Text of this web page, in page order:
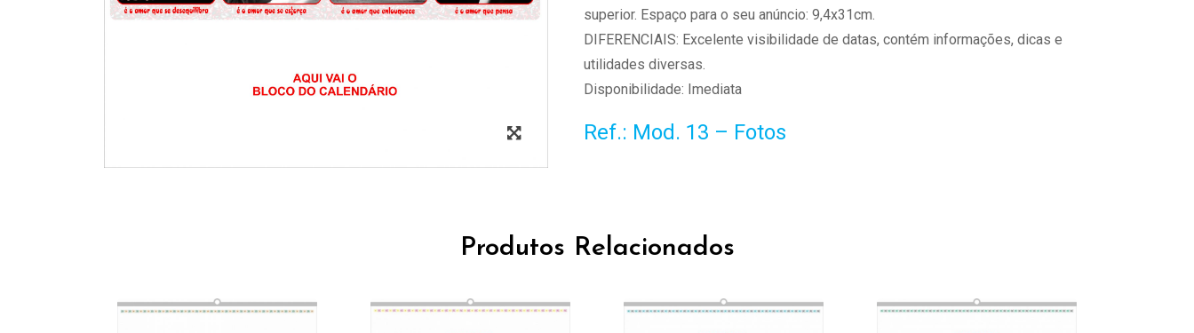
superior. Espaço para o seu anúncio: 9,4x31cm.
DIFERENCIAIS: Excelente visibilidade de datas, contém informações, dicas e
utilidades diversas.
Disponibilidade: Imediata
Ref.: Mod. 13 – Fotos
Produtos Relacionados